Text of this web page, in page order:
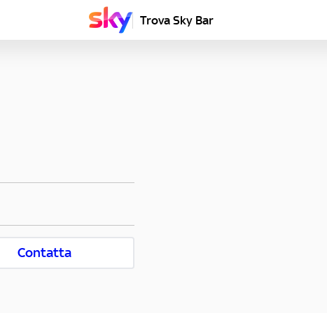
Trova Sky Bar
Contatta